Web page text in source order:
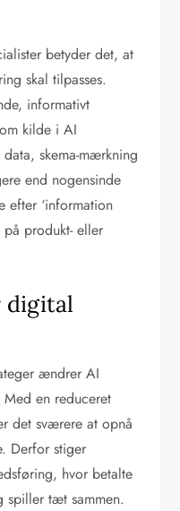
betyder det, at
skal tilpasses.
informativt
kilde i AI
skema-mærkning
end nogensinde
efter ‘information
på produkt- eller
digital
ændrer AI
en reduceret
det sværere at opnå
Derfor stiger
hvor betalte
spiller tæt sammen.